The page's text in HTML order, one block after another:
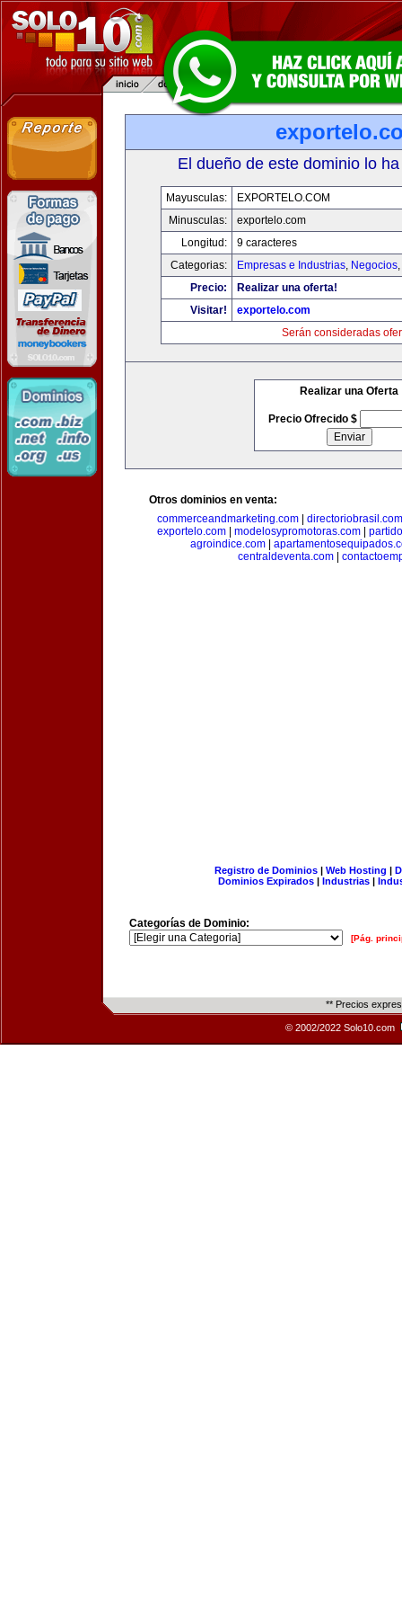
El dueño de este dominio lo
Mayusculas:
EXPORTELO.COM
Minusculas:
exportelo.com
Longitud:
9 caracteres
Categorias:
Empresas e Industrias, Negocios,
Precio:
Realizar una oferta!
Visitar!
exportelo.com
Serán consideradas
Realizar una Oferta
Precio Ofrecido $
Otros dominios en venta:
commerceandmarketing.com| directoriobrasil.com
exportelo.com
modelosypromotoras.com
agroindice.com
centraldeventa.com
Registro de Dominios| Web Hosting |
Dominios Expirados | Industrias |
Categorías de Dominio:
[Pág.
** Precios
© 2002/2022 Solo10.com